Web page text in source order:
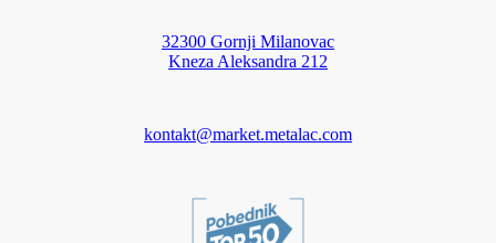
32300 Gornji Milanovac
Kneza Aleksandra 212
kontakt@market.metalac.com